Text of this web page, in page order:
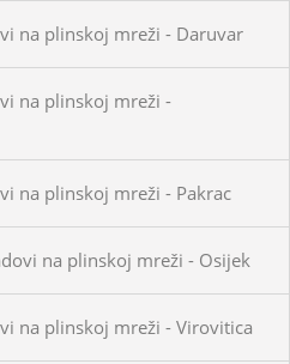
na plinskoj mreži - Daruvar
na plinskoj mreži -
na plinskoj mreži - Pakrac
na plinskoj mreži - Osijek
na plinskoj mreži - Virovitica